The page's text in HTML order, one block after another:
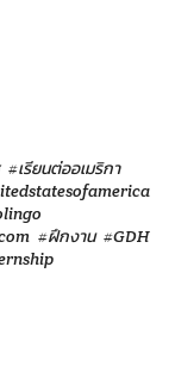
#เรียนต่ออเมริกา
#ฝึกงาน #GDH